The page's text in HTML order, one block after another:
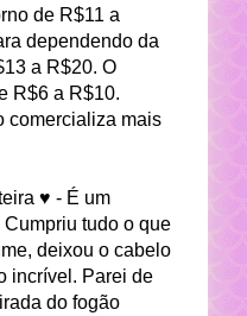
de R$11 a
dependendo da
a R$20. O
R$6 a R$10.
comercializa mais
♥ - É um
tudo o que
deixou o cabelo
incrível. Parei de
do fogão